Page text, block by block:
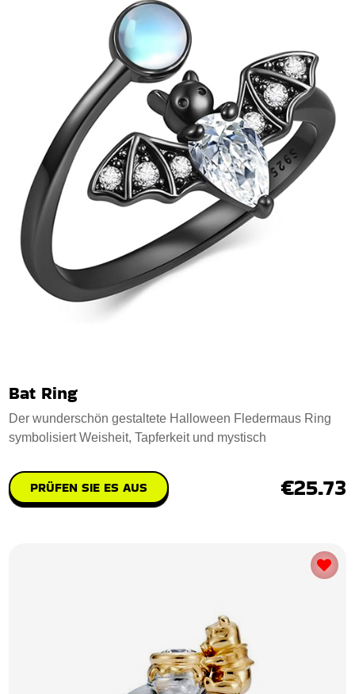
Bat Ring
Der wunderschön gestaltete Halloween Fledermaus Ring
symbolisiert Weisheit, Tapferkeit und mystisch
PRÜFEN SIE ES AUS €25.73